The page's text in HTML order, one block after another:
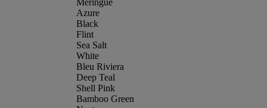
Meringue
Azure
Black
Flint
Sea Salt
White
Bleu Riviera
Deep Teal
Shell Pink
Bamboo Green